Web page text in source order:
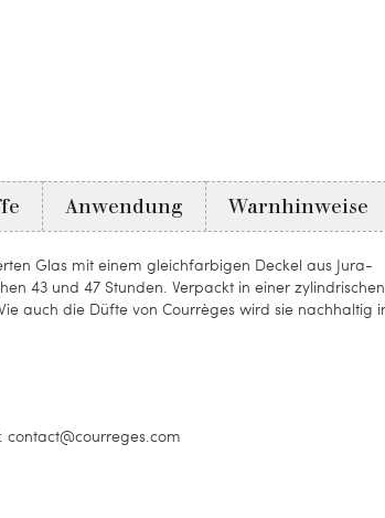
Glas mit einem gleichfarbigen Deckel aus Jura-
43 und 47 Stunden. Verpackt in einer zylindrischen
auch die Düfte von Courrèges wird sie nachhaltig
Anwendung Warnhinweise
contact@courreges.com